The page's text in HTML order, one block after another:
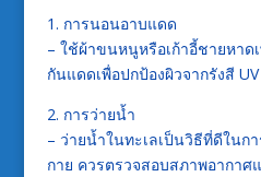
1. การนอนอาบแดด
– ใช้ผ้าขนหนูหรือเก้าอี้ชายหา
กันแดดเพื่อปกป้องผิวจากรังสี UV
2. การว่ายน้ำ
– ว่ายน้ำในทะเลเป็นวิธีที่ดีในก
กาย ควรตรวจสอบสภาพอากา